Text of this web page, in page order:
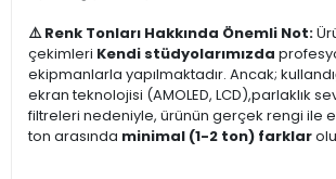
⚠️ Renk Tonları Hakkında Önemli Not:
çekimleri Kendi stüdyolarımızda
ekipmanlarla yapılmaktadır. Ancak;
ekran teknolojisi (AMOLED, LCD),parlaklık
filtreleri nedeniyle, ürünün gerçek rengi ile
ton arasında minimal (1-2 ton) farklar